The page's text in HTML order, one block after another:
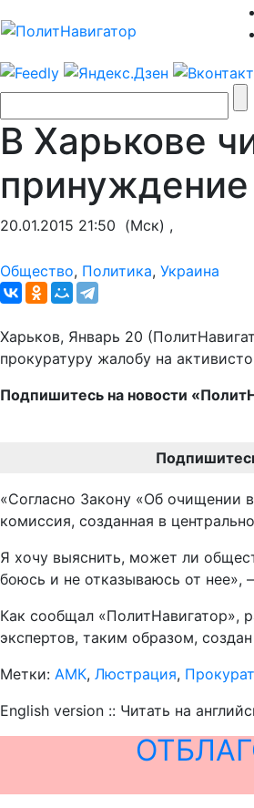
В Харькове
20.01.2015 21:50 (Мск) ,
Общество, Политика, Украина
Харьков, Январь 20
прокуратуру жалобу на
Подпишитесь на новости
«Согласно Закону «Об очищении
комиссия, созданная в
Я хочу выяснить, может ли
боюсь и не отказываюсь от нее»,
Как сообщал «ПолитНавигатор»,
экспертов, таким образом,
Метки: АМК, Люстрация,
English version :: Читать на